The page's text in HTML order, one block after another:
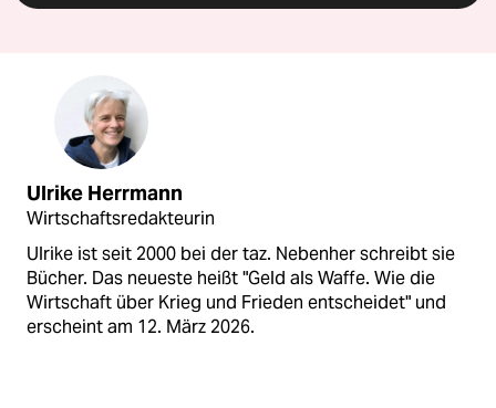
Ulrike Herrmann
Wirtschaftsredakteurin
Ulrike ist seit 2000 bei der taz. Nebenher schreibt sie
Bücher. Das neueste heißt "Geld als Waffe. Wie die
Wirtschaft über Krieg und Frieden entscheidet" und
erscheint am 12. März 2026.